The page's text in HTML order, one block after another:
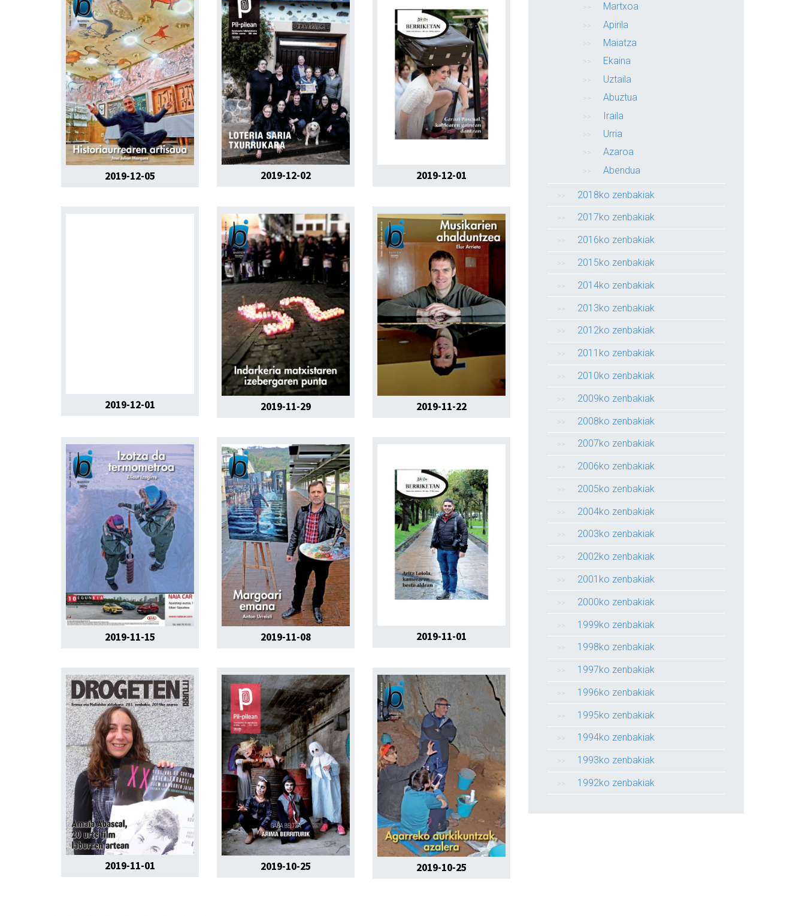
2019-12-05 2019-12-02 2019-12-01
2019-12-01 2019-11-29 2019-11-22
2019-11-15 2019-11-08 2019-11-01
2019-11-01 2019-10-25 2019-10-25
Martxoa
Apirila
Maiatza
Ekaina
Uztaila
Abuztua
Iraila
Urria
Azaroa
Abendua
2018ko zenbakiak
2017ko zenbakiak
2016ko zenbakiak
2015ko zenbakiak
2014ko zenbakiak
2013ko zenbakiak
2012ko zenbakiak
2011ko zenbakiak
2010ko zenbakiak
2009ko zenbakiak
2008ko zenbakiak
2007ko zenbakiak
2006ko zenbakiak
2005ko zenbakiak
2004ko zenbakiak
2003ko zenbakiak
2002ko zenbakiak
2001ko zenbakiak
2000ko zenbakiak
1999ko zenbakiak
1998ko zenbakiak
1997ko zenbakiak
1996ko zenbakiak
1995ko zenbakiak
1994ko zenbakiak
1993ko zenbakiak
1992ko zenbakiak